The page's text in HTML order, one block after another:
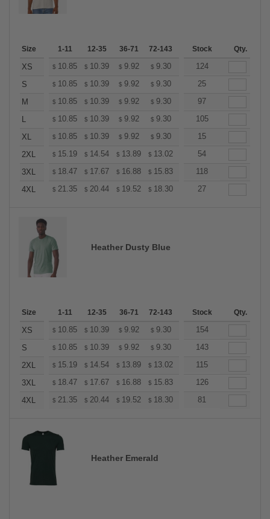
Size 1-11 12-35 36-71 72-143 144-287 288 + More
Stock Qty.
XS $ 10.85 $ 10.39 $ 9.92 $ 9.30 8.83
124
S
$ 10.85 $ 10.39 $ 9.92 $ 9.30 8.83
25
M
$ 10.85 $ 10.39 $ 9.92 $ 9.30 8.83
97
L
$ 10.85 $ 10.39 $ 9.92 $ 9.30 8.83
105
XL
$ 10.85 $ 10.39 $ 9.92 $ 9.30 8.83
15
2XL
$ 15.19 $ 14.54 $ 13.89 $ 13.02 12.37
54
3XL
$ 18.47 $ 17.67 $ 16.88 $ 15.83 15.04
118
4XL
$ 21.35 $ 20.44 $ 19.52 $ 18.30 17.38
27
Heather Dusty Blue
Size 1-11 12-35 36-71 72-143 144-287 288 + More
Stock Qty.
XS $ 10.85 $ 10.39 $ 9.92 $ 9.30 8.83
154
S
$ 10.85 $ 10.39 $ 9.92 $ 9.30 8.83
143
2XL
$ 15.19 $ 14.54 $ 13.89 $ 13.02 12.37
115
3XL
$ 18.47 $ 17.67 $ 16.88 $ 15.83 15.04
126
4XL
$ 21.35 $ 20.44 $ 19.52 $ 18.30 17.38
81
Heather Emerald